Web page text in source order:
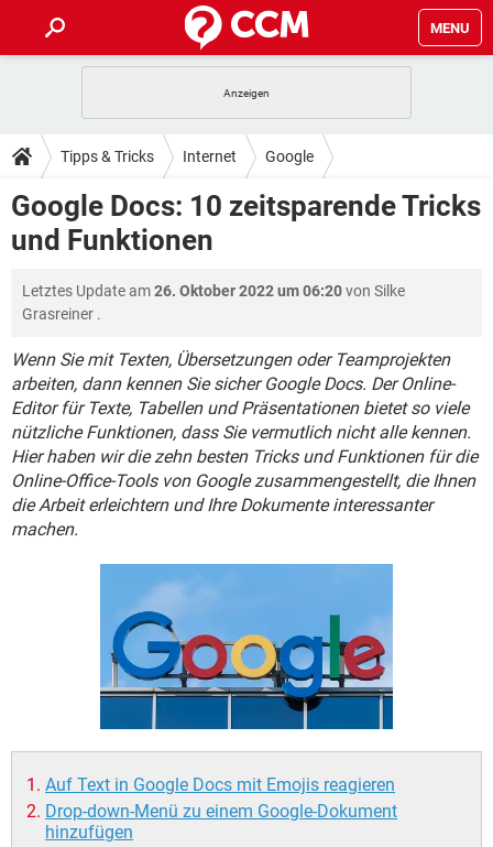
MENU
ANDROID IOS
WINDOWS 10 INSTAGRAM
WHATSAPP
TIPPS & TRICKS
SPIELE STREAMING
ANDROID IOS
WHATSAPP TIKTOK
DOWNLOADS
SPIELE
WINDOWS 10
WHATSAPP
FACEBOOK HARDWARE
FORUM
SPIELE STREAMING
WINDOWS 10 INSTAGRAM
WHATSAPP TIKTOK
FACEBOOK HARDWARE
LEXIKON
SPIELE STREAMING
ANDROID IOS
WINDOWS 10 INSTAGRAM
WHATSAPP TIKTOK
FACEBOOK HARDWARE
Tipps & Tricks Internet Google
Google Docs: 10 zeitsparende Tricks
und Funktionen
Letztes Update am26. Oktober 2022 um 06:20von Silke
Grasreiner .
Wenn Sie mit Texten, Übersetzungen oder Teamprojekten
arbeiten, dann kennen Sie sicher Google Docs. Der Online-
Editor für Texte, Tabellen und Präsentationen bietet so viele
nützliche Funktionen, dass Sie vermutlich nicht alle kennen.
Hier haben wir die zehn besten Tricks und Funktionen für die
Online-Office-Tools von Google zusammengestellt, die Ihnen
die Arbeit erleichtern und Ihre Dokumente interessanter
machen.
Auf Text in Google Docs mit Emojis reagieren
Drop-down-Menü zu einem Google-Dokument
hinzufügen